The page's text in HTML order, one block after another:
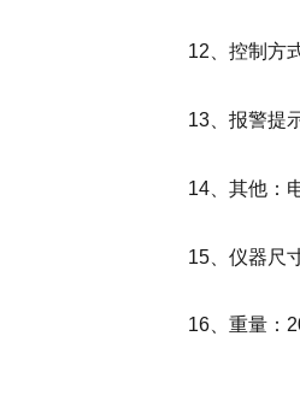
12、控制方
13、报警提
14、其他：
15、仪器尺
16、重量：